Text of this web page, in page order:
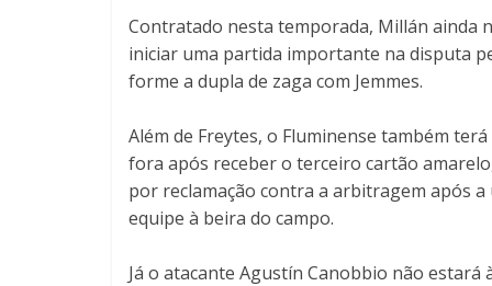
Contratado nesta temporada, Millán ainda
iniciar uma partida importante na disputa
forme a dupla de zaga com Jemmes.
Além de Freytes, o Fluminense também
fora após receber o terceiro cartão
por reclamação contra a arbitragem após
equipe à beira do campo.
Já o atacante Agustín Canobbio não